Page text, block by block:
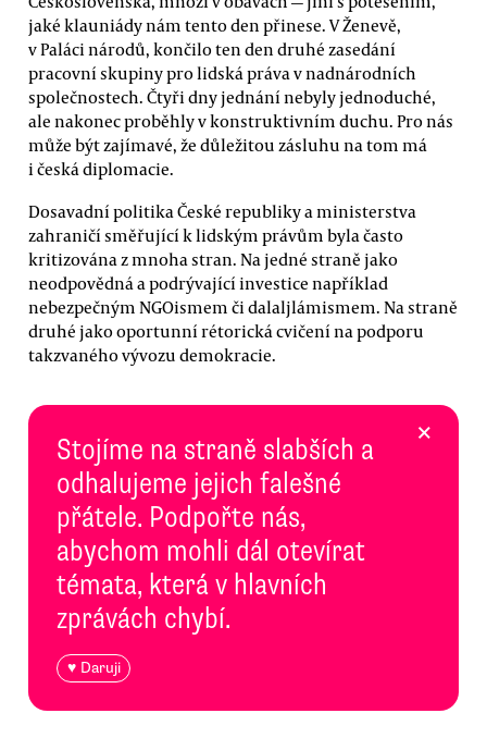
jaké klauniády nám tento den přinese. V Ženevě,
v Paláci národů, končilo ten den druhé zasedání
pracovní skupiny pro lidská práva v nadnárodních
společnostech. Čtyři dny jednání nebyly jednoduché,
ale nakonec proběhly v konstruktivním duchu. Pro nás
může být zajímavé, že důležitou zásluhu na tom má
i česká diplomacie.
Dosavadní politika České republiky a ministerstva
zahraničí směřující k lidským právům byla často
kritizována z mnoha stran. Na jedné straně jako
neodpovědná a podrývající investice například
nebezpečným NGOismem či dalaljlámismem. Na straně
druhé jako oportunní rétorická cvičení na podporu
takzvaného vývozu demokracie.
Stojíme na straně slabších a
odhalujeme jejich falešné
přátele. Podpořte nás,
abychom mohli dál otevírat
témata, která v hlavních
zprávách chybí.
♥ Daruji
×